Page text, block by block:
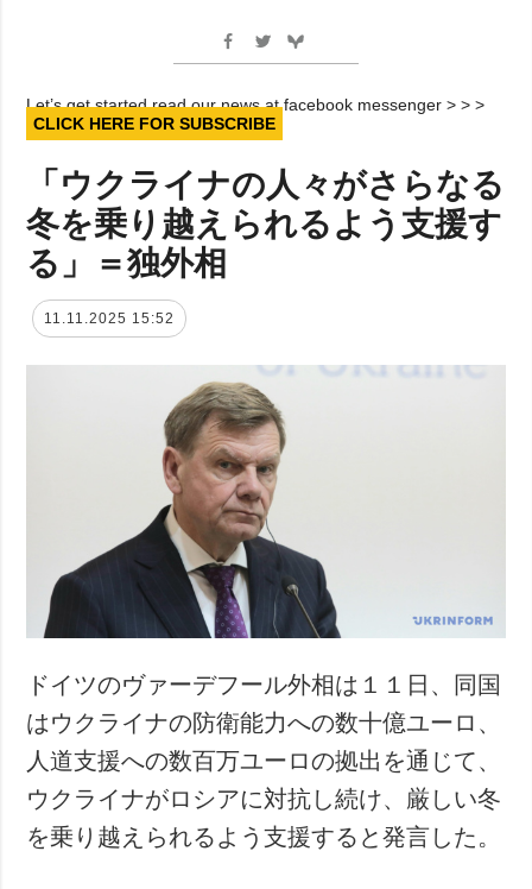
Let’s get started read our news at facebook messenger > > >
CLICK HERE FOR SUBSCRIBE
「ウクライナの人々がさらなる
冬を乗り越えられるよう支援す
る」＝独外相
11.11.2025 15:52
ドイツのヴァーデフール外相は１１日、同国
はウクライナの防衛能力への数十億ユーロ、
人道支援への数百万ユーロの拠出を通じて、
ウクライナがロシアに対抗し続け、厳しい冬
を乗り越えられるよう支援すると発言した。